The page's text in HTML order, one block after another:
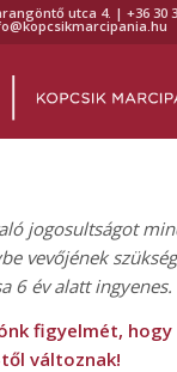
utca 4. | +36 30
jogosultságot
vevőjének
6 év alatt ingyenes.
figyelmét, hogy
változnak!